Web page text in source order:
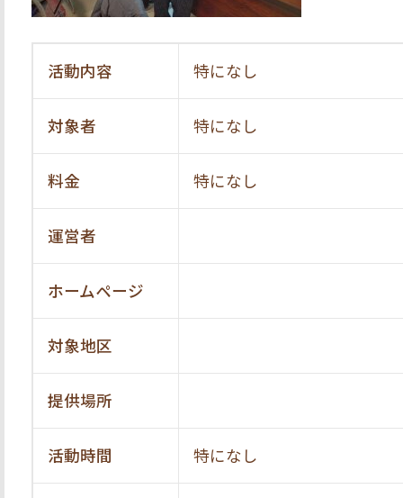
活動内容 特になし
対象者 特になし
料金 特になし
運営者
ホームページ
対象地区
提供場所
活動時間 特になし